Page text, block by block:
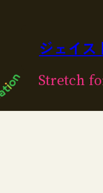
ジェイス
Stretch